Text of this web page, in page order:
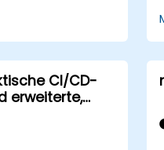
und virtuelle
entwickeln.
und -
AgentenCI/CD-
erweiterte,